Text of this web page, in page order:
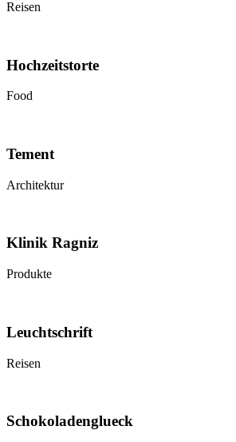
Reisen
Hochzeitstorte
Food
Tement
Architektur
Klinik Ragniz
Produkte
Leuchtschrift
Reisen
Schokoladenglueck